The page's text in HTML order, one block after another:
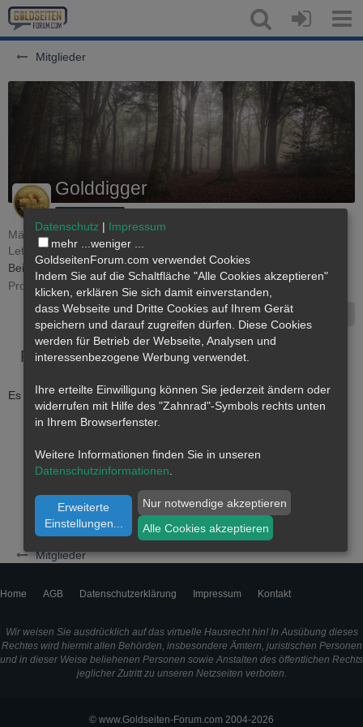
Mitglieder
Mitglieder
Golddigger
Männlich aus Wilder Westen
Letzte Aktivität:Vor 18 Stunden
Beiträge
82 Erhaltene Reaktionen 24 Punkte
Profil-Aufrufe
2.636
Inhalte suchen
Pinnwand Letzte Aktivitäten Reaktionen
Es wurden noch keine Einträge an der Pinnwand verfasst.
Home AGB Datenschutzerklärung Impressum Kontakt
Wir weisen Sie ausdrücklich auf das virtuelle Hausrecht hin! In Ausübung dieses
Rechtes wird hiermit allen Behörden, insbesondere Ämtern, juristischen Personen
und in dieser Weise beliehenen Personen sowie Anstalten des öffentlichen Rechts
jeglicher Zutritt zu unseren Netzseiten verboten.
© www.Goldseiten-Forum.com 2004-2026
Datenschutz | Impressum
mehr ... weniger ...
GoldseitenForum.com verwendet Cookies
Indem Sie auf die Schaltfläche "Alle Cookies akzeptieren"
klicken, erklären Sie sich damit einverstanden,
dass Webseite und Dritte Cookies auf Ihrem Gerät
speichern und darauf zugreifen dürfen. Diese Cookies
werden für Betrieb der Webseite, Analysen und
interessenbezogene Werbung verwendet.
Ihre erteilte Einwilligung können Sie jederzeit ändern oder
widerrufen mit Hilfe des "Zahnrad"-Symbols rechts unten
in Ihrem Browserfenster.
Weitere Informationen finden Sie in unseren
Datenschutzinformationen
Erweiterte
Einstellungen...
Nur notwendige akzeptieren
Alle Cookies akzeptieren